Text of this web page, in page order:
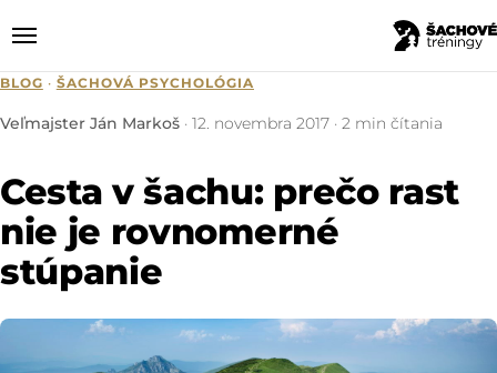
BLOG · ŠACHOVÁ PSYCHOLÓGIA
Veľmajster Ján Markoš · 12. novembra 2017 · 2 min čítania
Cesta v šachu: prečo rast
nie je rovnomerné
stúpanie